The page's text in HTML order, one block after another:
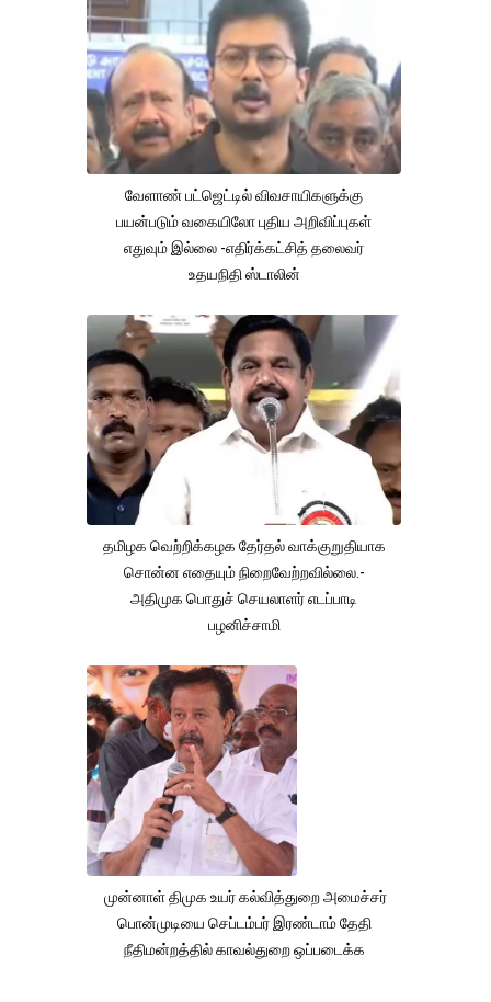
வேளாண் பட்ஜெட்டில் விவசாயிகளுக்கு
பயன்படும் வகையிலோ புதிய அறிவிப்புகள்
எதுவும் இல்லை -எதிர்க்கட்சித் தலைவர்
உதயநிதி ஸ்டாலின்
தமிழக வெற்றிக்கழக தேர்தல் வாக்குறுதியாக
சொன்ன எதையும் நிறைவேற்றவில்லை.-
அதிமுக பொதுச் செயலாளர் எடப்பாடி
பழனிச்சாமி
முன்னாள் திமுக உயர் கல்வித்துறை அமைச்சர்
பொன்முடியை செப்டம்பர் இரண்டாம் தேதி
நீதிமன்றத்தில் காவல்துறை ஒப்படைக்க